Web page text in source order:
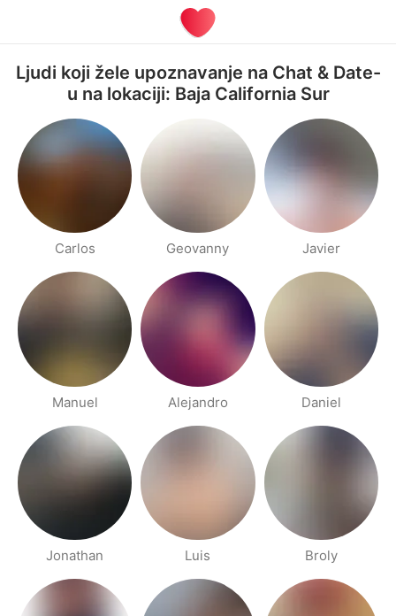
Ljudi koji žele upoznavanje na Chat & Date-
u na lokaciji: Baja California Sur
Carlos Geovanny Javier
Manuel Alejandro Daniel
Jonathan Luis Broly